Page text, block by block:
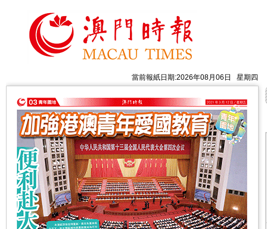
當前報紙日期:2026年08月06日 星期四